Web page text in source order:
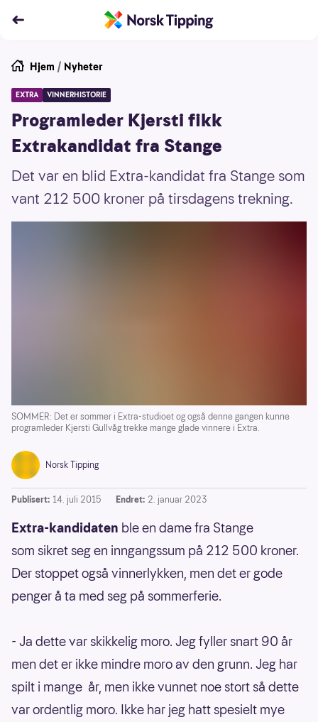
Hjem / Nyheter
EXTRA VINNERHISTORIE
Programleder Kjersti fikk
Extrakandidat fra Stange
Det var en blid Extra-kandidat fra Stange som
vant 212 500 kroner på tirsdagens trekning.
SOMMER: Det er sommer i Extra-studioet og også denne gangen kunne
programleder Kjersti Gullvåg trekke mange glade vinnere i Extra.
Norsk Tipping
Publisert: 14. juli 2015 Endret: 2. januar 2023
Extra-kandidaten ble en dame fra Stange
som sikret seg en inngangssum på 212 500 kroner.
Der stoppet også vinnerlykken, men det er gode
penger å ta med seg på sommerferie.
- Ja dette var skikkelig moro. Jeg fyller snart 90 år
men det er ikke mindre moro av den grunn. Jeg har
spilt i mange år, men ikke vunnet noe stort så dette
var ordentlig moro. Ikke har jeg hatt spesielt mye